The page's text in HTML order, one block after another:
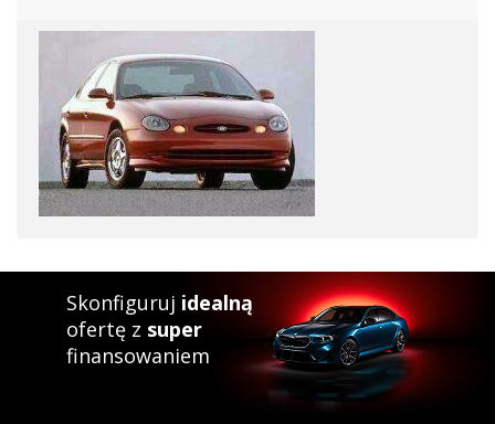
Skonfiguruj idealną
ofertę z super
finansowaniem